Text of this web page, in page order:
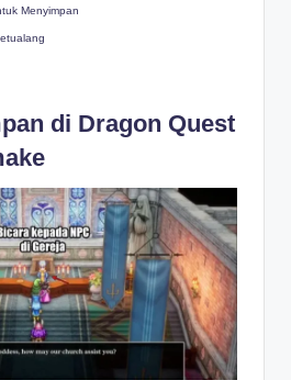
Menyimpan
di Dragon Quest